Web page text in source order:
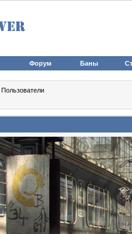
Форум Баны
Пользователи